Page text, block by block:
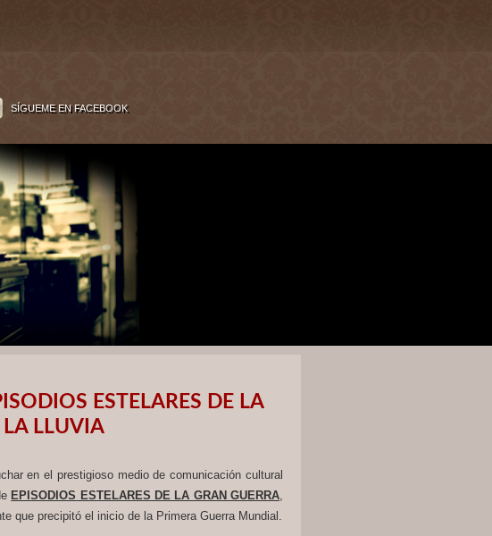
SÍGUEME EN FACEBOOK
ESTELARES DE LA
LA LLUVIA
en el prestigioso medio de comunicación cultural
EPISODIOS ESTELARES DE LA GRAN GUERRA,
que precipitó el inicio de la Primera Guerra Mundial.